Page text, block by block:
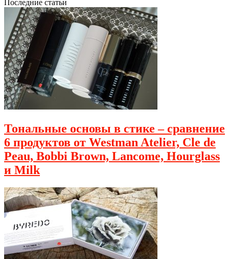
Последние статьи
Тональные основы в стике – сравнение
6 продуктов от Westman Atelier, Cle de
Peau, Bobbi Brown, Lancome, Hourglass
и Milk